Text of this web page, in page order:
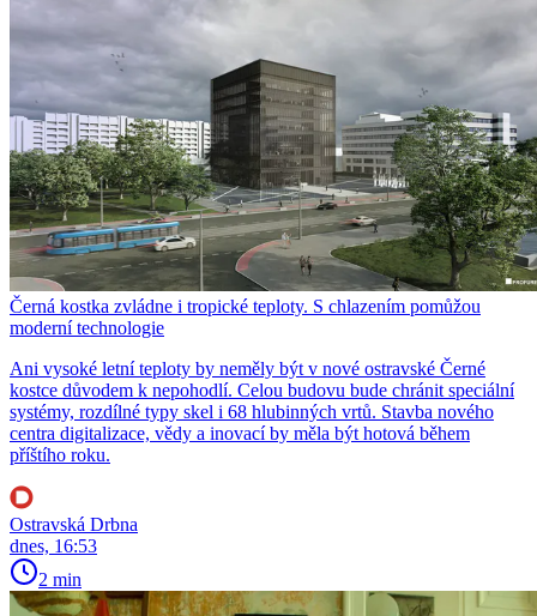
Černá kostka zvládne i tropické teploty. S chlazením pomůžou
moderní technologie
Ani vysoké letní teploty by neměly být v nové ostravské Černé
kostce důvodem k nepohodlí. Celou budovu bude chránit speciální
systémy, rozdílné typy skel i 68 hlubinných vrtů. Stavba nového
centra digitalizace, vědy a inovací by měla být hotová během
příštího roku.
Ostravská Drbna
dnes, 16:53
2 min